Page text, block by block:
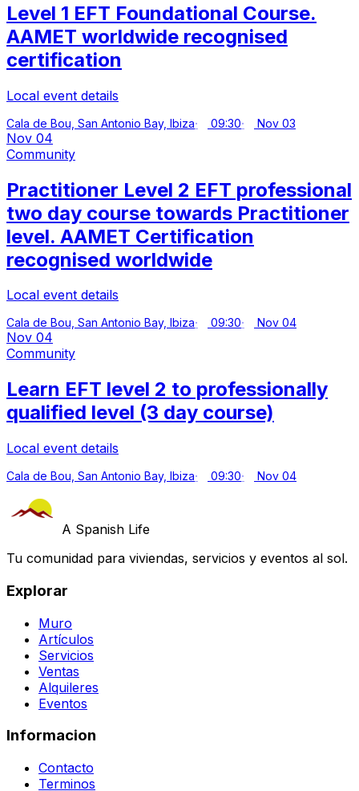
Level 1 EFT Foundational Course.
AAMET worldwide recognised
certification
Local event details
Cala de Bou, San Antonio Bay, Ibiza 09:30 Nov 03
Nov 04
Community
Practitioner Level 2 EFT professional
two day course towards Practitioner
level. AAMET Certification
recognised worldwide
Local event details
Cala de Bou, San Antonio Bay, Ibiza 09:30 Nov 04
Nov 04
Community
Learn EFT level 2 to professionally
qualified level (3 day course)
Local event details
Cala de Bou, San Antonio Bay, Ibiza 09:30 Nov 04
A Spanish Life
Tu comunidad para viviendas, servicios y eventos al sol.
Explorar
Muro
Artículos
Servicios
Ventas
Alquileres
Eventos
Informacion
Contacto
Terminos